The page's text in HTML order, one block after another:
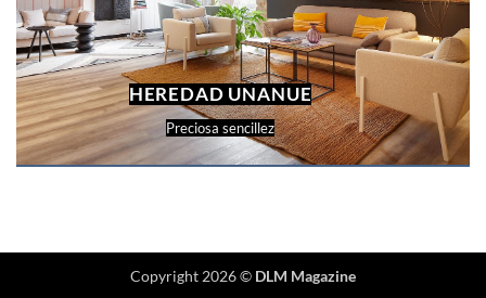
HEREDAD UNANUE
Preciosa sencillez
Copyright 2026 © DLM Magazine